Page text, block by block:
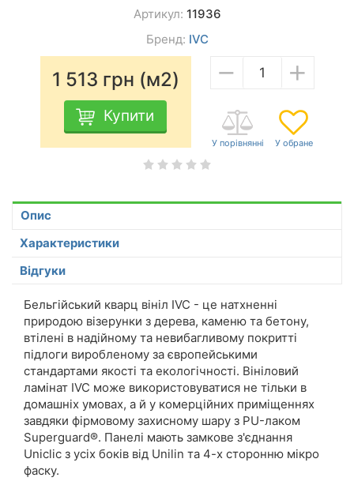
Артикул: 11936
Бренд: IVC
1 513 грн (м2)
Купити
− +
Опис
Характеристики
Відгуки
Бельгійський кварц вініл IVC - це натхненні
природою візерунки з дерева, каменю та бетону,
втілені в надійному та невибагливому покритті
підлоги виробленому за європейськими
стандартами якості та екологічності. Вініловий
ламінат IVC може використовуватися не тільки в
домашніх умовах, а й у комерційних приміщеннях
завдяки фірмовому захисному шару з PU-лаком
Superguard®. Панелі мають замкове з'єднання
Uniclic з усіх боків від Unilin та 4-х сторонню мікро
фаску.